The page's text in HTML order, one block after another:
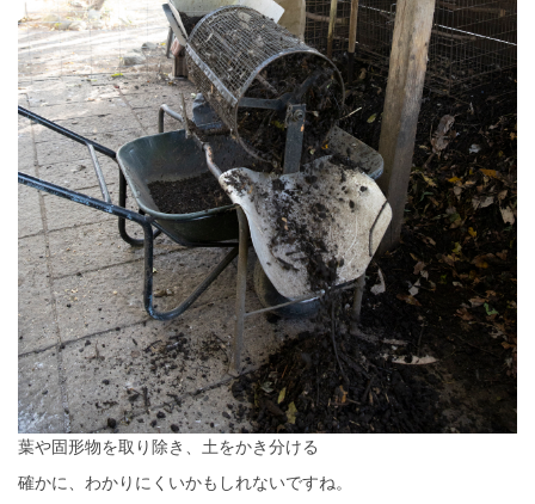
葉や固形物を取り除き、土をかき分ける
確かに、わかりにくいかもしれないですね。